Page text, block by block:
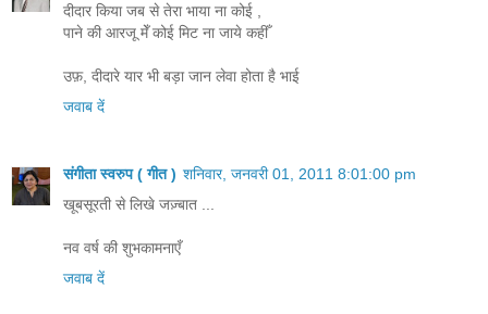
दीदार किया जब से तेरा भाया ना कोई ,
पाने की आरजू मेँ कोई मिट ना जाये कहीँ
उफ़, दीदारे यार भी बड़ा जान लेवा होता है भाई
जवाब दें
संगीता स्वरुप ( गीत ) शनिवार, जनवरी 01, 2011 8:01:00 pm
खूबसूरती से लिखे जज़्बात ...
नव वर्ष की शुभकामनाएँ
जवाब दें